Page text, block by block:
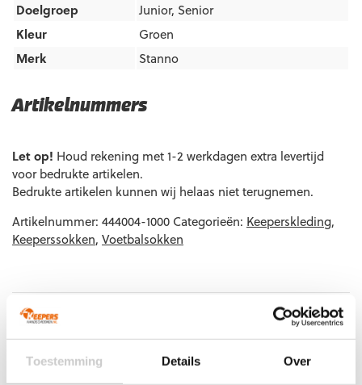
Toestemming Details Over
Artikelnummers
8720851230402
Maat: Junior
8720851230419
Maat: Senior
Let op! Houd rekening met 1-2 werkdagen extra levertijd
voor bedrukte artikelen.
Bedrukte artikelen kunnen wij helaas niet terugnemen.
Artikelnummer: 444004-1000 Categorieën: Keeperskleding,
Keeperssokken, Voetbalsokken
Doelgroep
Junior, Senior
Kleur
Groen
Merk
Stanno
Gerelateerde producten